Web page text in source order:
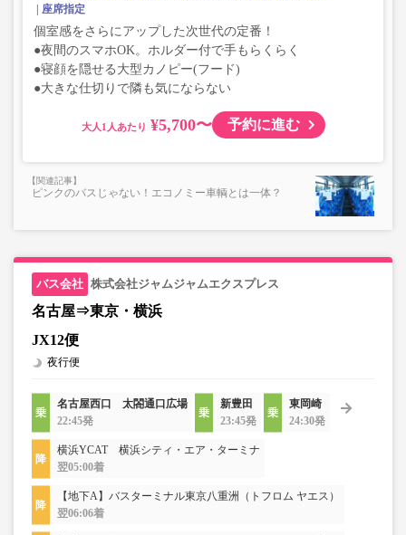
座席指定
個室感をさらにアップした次世代の定番！
●夜間のスマホOK。ホルダー付で手もらくらく
●寝顔を隠せる大型カノピー(フード)
●大きな仕切りで隣も気にならない
大人 ¥5,700〜 予約に進む
ピンクのバスじゃない！エコノミー車輌とは一体？
株式会社ジャムジャムエクスプレス
名古屋⇒東京・横浜
JX12便
夜行便
名古屋西口 太閤通口広場
22:45発
新豊田
23:45発
東岡崎
24:30発
横浜YCAT 横浜シティ・エア・ターミナ
翌05:00着
【地下A】バスターミナル東京八重洲（トフロム ヤエス）
翌06:06着